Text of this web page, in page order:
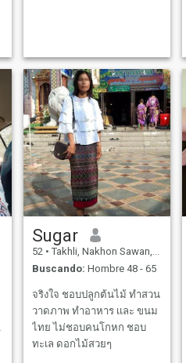
Sugar
52 • Takhli, Nakhon Sawan, Tailandia
Buscando: Hombre 48 - 65
จริงใจ ชอบปลูกต้นไม้ ทำสวน
วาดภาพ ทำอาหาร เเละ ขนม
ไทย ไม่ชอบคนโกหก ชอบ
ทะเล ดอกไม้สวยๆ